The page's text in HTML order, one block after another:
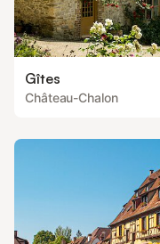
Gîtes
Château-Chalon